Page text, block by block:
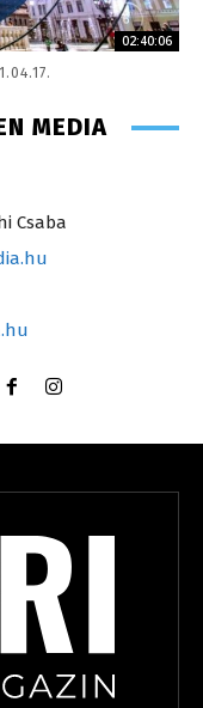
02:40:06
MEDIA
Csaba